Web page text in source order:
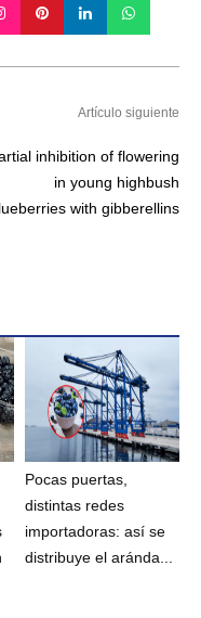
Artículo siguiente
inhibition of flowering
in young highbush
with gibberellins
Pocas puertas,
distintas redes
importadoras: así se
distribuye el aránda...